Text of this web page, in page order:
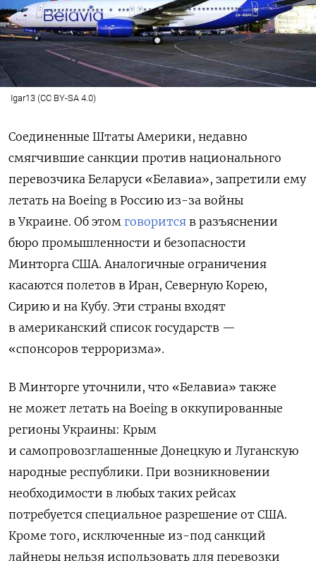
Igar13 (CC BY-SA 4.0)
Соединенные Штаты Америки, недавно
смягчившие санкции против национального
перевозчика Беларуси «Белавиа», запретили ему
летать на Boeing в Россию из-за войны
в Украине. Об этом говорится в разъяснении
бюро промышленности и безопасности
Минторга США. Аналогичные ограничения
касаются полетов в Иран, Северную Корею,
Сирию и на Кубу. Эти страны входят
в американский список государств —
«спонсоров терроризма».
В Минторге уточнили, что «Белавиа» также
не может летать на Boeing в оккупированные
регионы Украины: Крым
и самопровозглашенные Донецкую и Луганскую
народные республики. При возникновении
необходимости в любых таких рейсах
потребуется специальное разрешение от США.
Кроме того, исключенные из-под санкций
лайнеры нельзя использовать для перевозки